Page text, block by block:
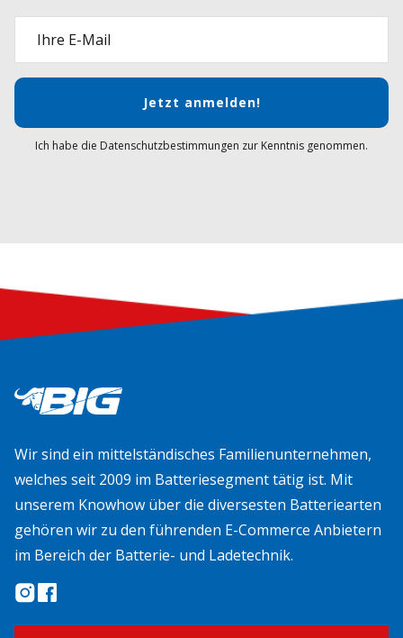
Ihre E-Mail
Jetzt anmelden!
Ich habe die Datenschutzbestimmungen zur Kenntnis genommen.
Wir sind ein mittelständisches Familienunternehmen,
welches seit 2009 im Batteriesegment tätig ist. Mit
unserem Knowhow über die diversesten Batteriearten
gehören wir zu den führenden E-Commerce Anbietern
im Bereich der Batterie- und Ladetechnik.